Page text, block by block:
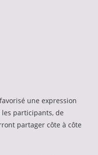
une expression
participants, de
partager côte à côte